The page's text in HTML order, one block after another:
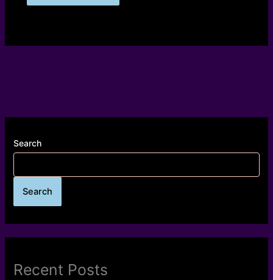
Search
Search
Recent Posts